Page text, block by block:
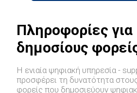
Πληροφορίες για
δημοσίους
Η ενιαία ψηφιακή υπηρεσία -
προσφέρει τη δυνατότητα
φορείς που δημοσιεύουν